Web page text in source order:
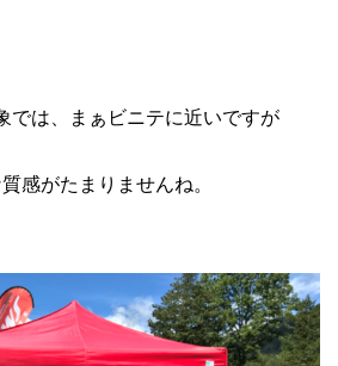
では、まぁビニテに近いですが
感がたまりませんね。